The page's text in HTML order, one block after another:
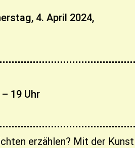
4. April 2024,
19 Uhr
erzählen? Mit der